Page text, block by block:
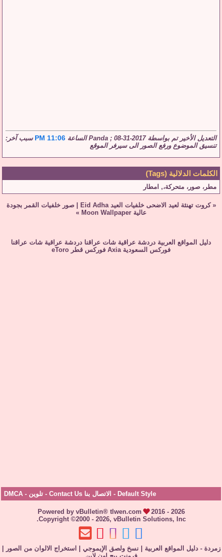
التعديل الأخير تم بواسطة Panda ; 08-31-2017 الساعة 11:06 PM
سبب آخر:
تنسيق الموضوع ورفع الصور الى سيرفر الموقع
الكلمات الدلالية (Tags)
مطر، صور، متحركة،, امطار
« كروت تهنئة لعيد الاضحى خلفيات العيد Eid Adha |صور خلفيات القمر بجودة
عالية Moon Wallpaper
»
دليل المواقع العربية دردشة عراقية شات عراقنا دردشة عراقية شات عراقنا
فوركس السعودية Axia فوركس قطر eToro
Default Style
- الاتصال بنا Contact Us - تلوين -
DMCA
Powered by vBulletin® tlwen.com
2016 - 2026
Copyright ©2000 - 2026, vBulletin Solutions, Inc.
زمردة - دليل المواقع العربية نسخ ولصق الإيموجي استخراج الالوان من الصور